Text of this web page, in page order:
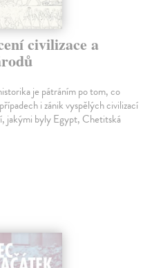
civilizace a
je pátráním po tom, co
i zánik vyspělých civilizací
jakými byly Egypt, Chetitská